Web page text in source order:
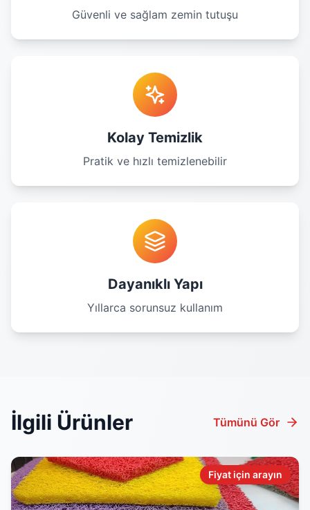
Güvenli ve sağlam zemin tutuşu
Kolay Temizlik
Pratik ve hızlı temizlenebilir
Dayanıklı Yapı
Yıllarca sorunsuz kullanım
İlgili Ürünler Tümünü Gör
Fiyat için arayın